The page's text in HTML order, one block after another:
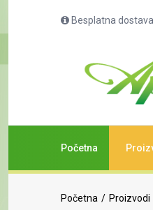
Besplatna
Početna
Početna Proizvodi